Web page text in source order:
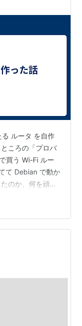
ルータ を自作
ころの「プロバ
買う Wi-Fi ルー
て Debian で動か
のか、何を頑張
ソフトウェアエ
/ CORS /
マンド・version
ころどころに …